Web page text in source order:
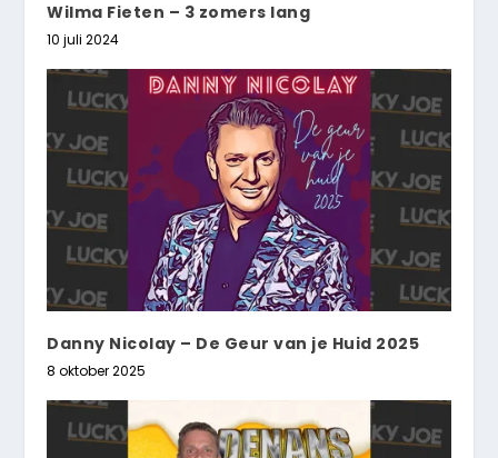
Wilma Fieten – 3 zomers lang
10 juli 2024
Danny Nicolay – De Geur van je Huid 2025
8 oktober 2025